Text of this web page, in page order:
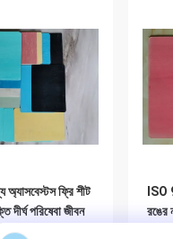
অ্যাসবেস্টস ফ্রি শীট
দীর্ঘ পরিষেবা জীবন
ISO
রঙের